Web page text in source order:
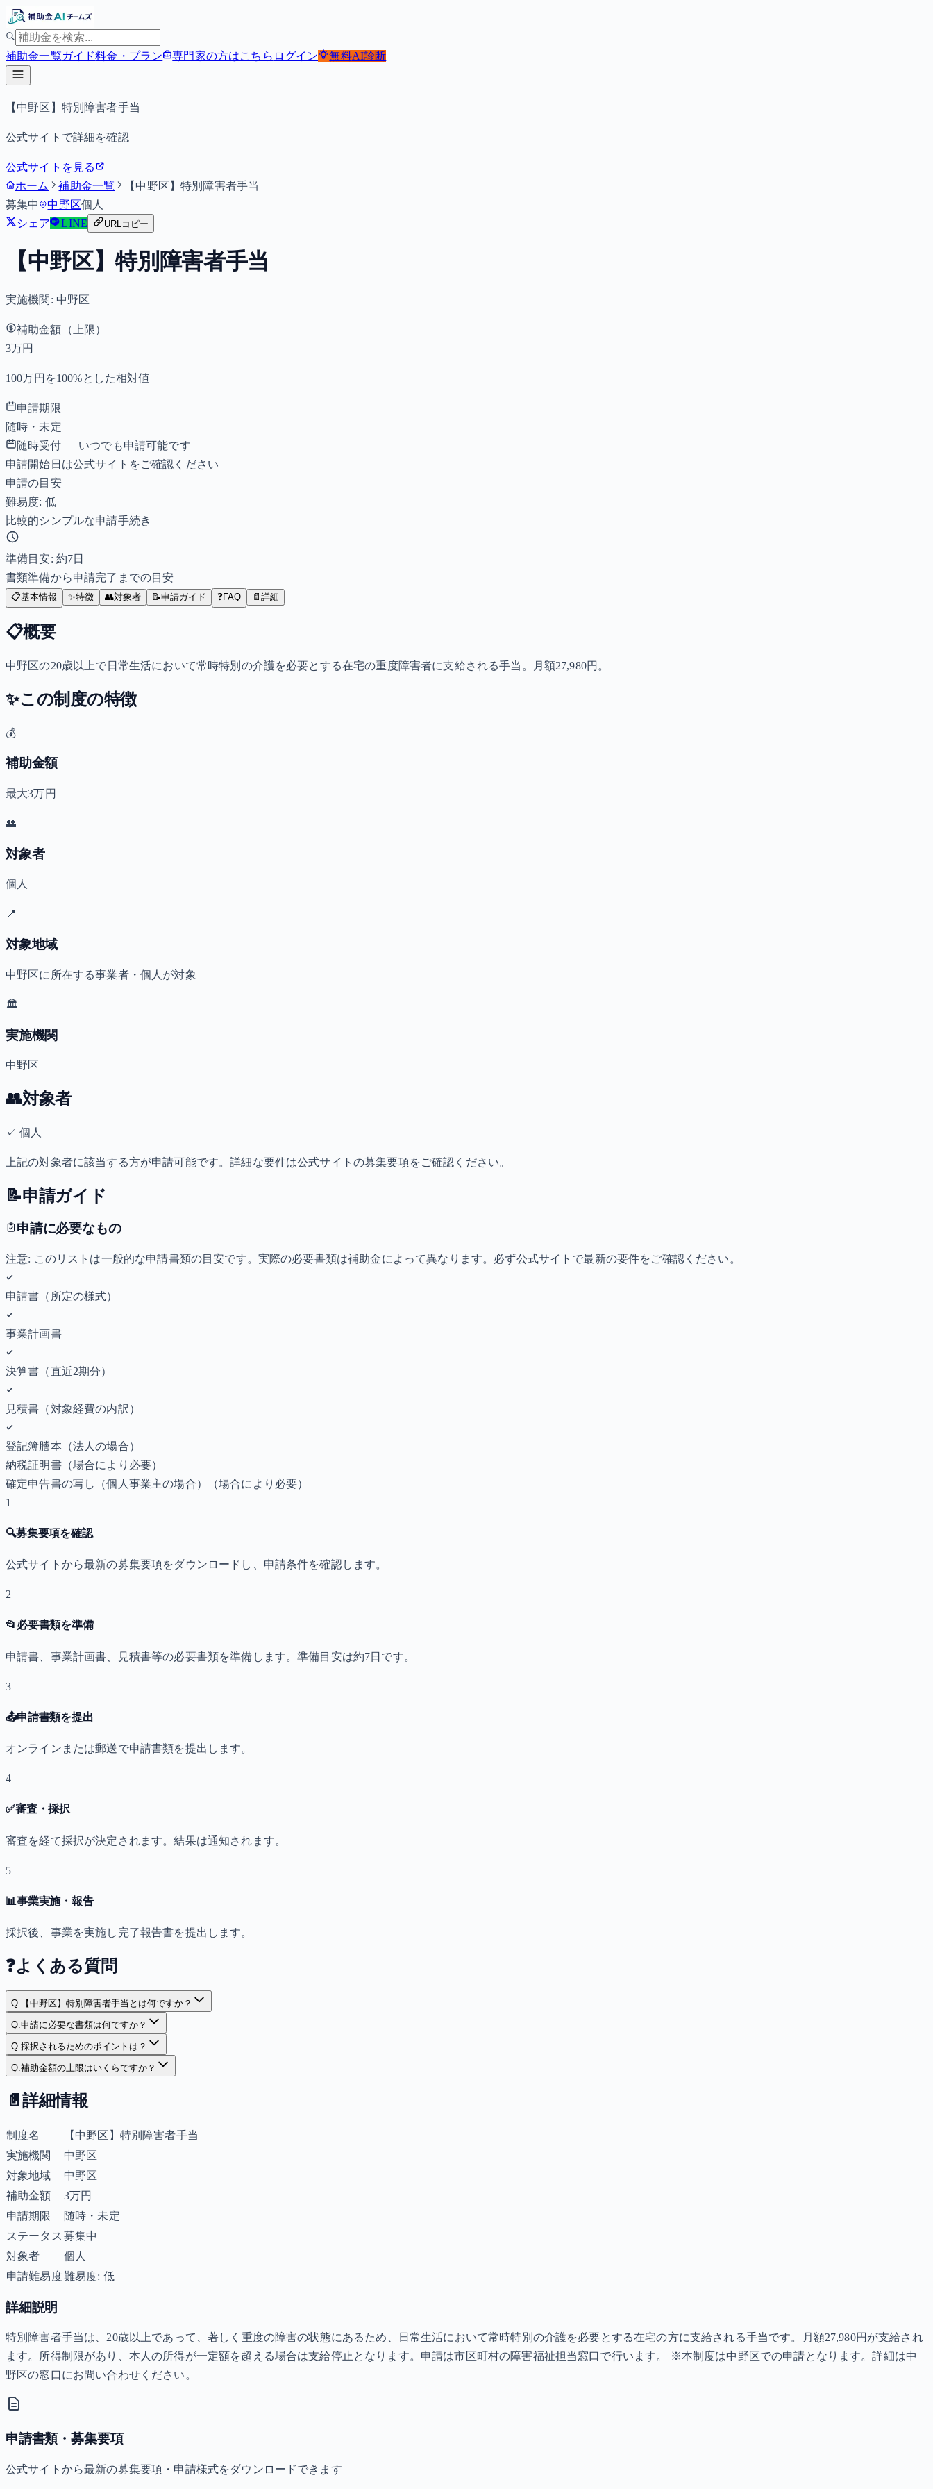
補助金一覧ガイド料金・プラン 専門家の方はこちら ログイン 無料AI診断
【中野区】特別障害者手当
公式サイトで詳細を確認
公式サイトを見る
ホーム
補助金一覧
【中野区】特別障害者手当
募集中
中野区個人
シェア
LINE URLコピー
【中野区】特別障害者手当
実施機関: 中野区
補助金額（上限）
3万円
100万円を100%とした相対値
申請期限
随時・未定
随時受付 — いつでも申請可能です
申請開始日は公式サイトをご確認ください
申請の目安
難易度: 低
比較的シンプルな申請手続き
準備目安: 約7日
書類準備から申請完了までの目安
📋基本情報 ✨特徴 👥対象者 📝申請ガイド ❓FAQ 📄 詳細
📋概要
中野区の20歳以上で日常生活において常時特別の介護を必要とする在宅の重度障害者に支給される手当。月額27,980円。
✨この制度の特徴
💰
補助金額
最大3万円
👥
対象者
個人
📍
対象地域
中野区に所在する事業者・個人が対象
🏛️
実施機関
中野区
👥対象者
✓個人
上記の対象者に該当する方が申請可能です。詳細な要件は公式サイトの募集要項をご確認ください。
📝申請ガイド
申請に必要なもの
注意: このリストは一般的な申請書類の目安です。実際の必要書類は補助金によって異なります。必ず公式サイトで最新の要件をご確認ください。
申請書（所定の様式）
事業計画書
決算書（直近2期分）
見積書（対象経費の内訳）
登記簿謄本（法人の場合）
納税証明書（場合により必要）
確定申告書の写し（個人事業主の場合）
（場合により必要）
1
🔍募集要項を確認
公式サイトから最新の募集要項をダウンロードし、申請条件を確認します。
2
📂 必要書類を準備
申請書、事業計画書、見積書等の必要書類を準備します。準備目安は約7日です。
3
📤申請書類を提出
オンラインまたは郵送で申請書類を提出します。
4
✅審査・採択
審査を経て採択が決定されます。結果は通知されます。
5
📊事業実施・報告
採択後、事業を実施し完了報告書を提出します。
❓よくある質問
Q. 【中野区】特別障害者手当とは何ですか？
Q.申請に必要な書類は何ですか？
Q.採択されるためのポイントは？
Q.補助金額の上限はいくらですか？
📄 詳細情報
制度名
【中野区】特別障害者手当
実施機関
中野区
対象地域
中野区
補助金額
3万円
申請期限
随時・未定
ステータス 募集中
対象者
個人
申請難易度難易度: 低
詳細説明
特別障害者手当は、20歳以上であって、著しく重度の障害の状態にあるため、日常生活において常時特別の介護を必要とする在宅の方に支給される手当です。月額27,980円が支給され
ます。所得制限があり、本人の所得が一定額を超える場合は支給停止となります。申請は市区町村の障害福祉担当窓口で行います。 ※本制度は中野区での申請となります。詳細は中
野区の窓口にお問い合わせください。
申請書類・募集要項
公式サイトから最新の募集要項・申請様式をダウンロードできます